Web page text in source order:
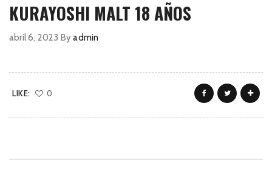
KURAYOSHI MALT 18 AÑOS
abril 6, 2023 Byadmin
LIKE: 0